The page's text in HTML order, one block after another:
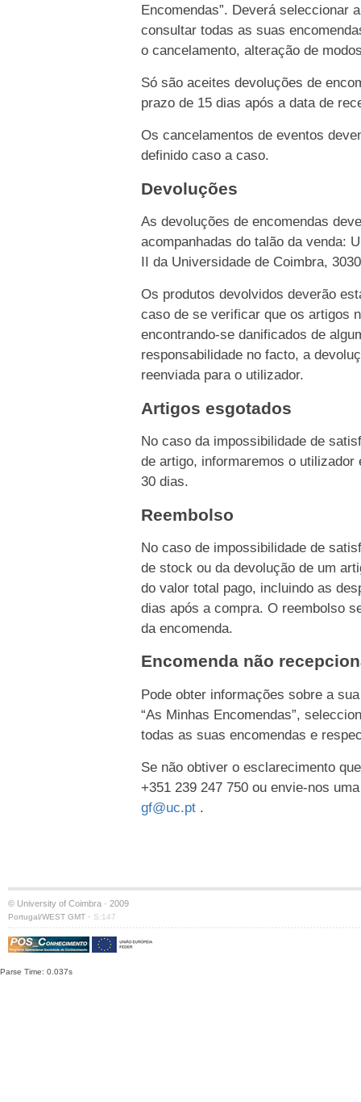
Encomendas”. Deverá seleccionar
consultar todas as suas
o cancelamento, alteração de
Só são aceites devoluções de
prazo de 15 dias após a data de
Os cancelamentos de eventos
definido caso a caso.
Devoluções
As devoluções de encomendas
acompanhadas do talão da venda:
II da Universidade de Coimbra,
Os produtos devolvidos deverão
caso de se verificar que os artigos
encontrando-se danificados de
responsabilidade no facto, a
reenviada para o utilizador.
Artigos esgotados
No caso da impossibilidade de
de artigo, informaremos o
30 dias.
Reembolso
No caso de impossibilidade de
de stock ou da devolução de um
do valor total pago, incluindo as
dias após a compra. O reembolso
da encomenda.
Encomenda não
Pode obter informações sobre a
“As Minhas Encomendas”,
todas as suas encomendas e
Se não obtiver o esclarecimento
+351 239 247 750 ou envie-nos
gf@uc.pt .
© University of Coimbra · 2009
Portugal/WEST GMT · S:147
Parse Time: 0.037s